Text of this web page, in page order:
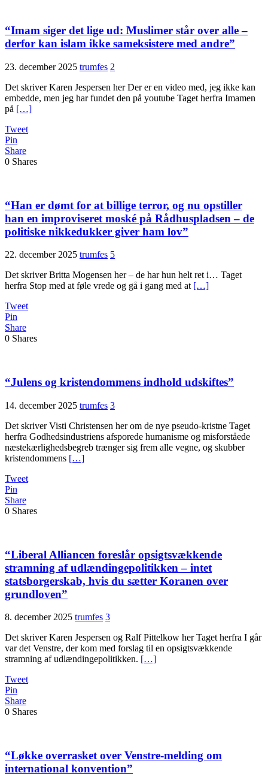
“Imam siger det lige ud: Muslimer står over alle –
derfor kan islam ikke sameksistere med andre”
23. december 2025 trumfes 2
Det skriver Karen Jespersen her Der er en video med, jeg ikke kan
embedde, men jeg har fundet den på youtube Taget herfra Imamen
på […]
Tweet
Pin
Share
0 Shares
“Han er dømt for at billige terror, og nu opstiller
han en improviseret moské på Rådhuspladsen – de
politiske nikkedukker giver ham lov”
22. december 2025 trumfes 5
Det skriver Britta Mogensen her – de har hun helt ret i… Taget
herfra Stop med at føle vrede og gå i gang med at […]
Tweet
Pin
Share
0 Shares
“Julens og kristendommens indhold udskiftes”
14. december 2025 trumfes 3
Det skriver Visti Christensen her om de nye pseudo-kristne Taget
herfra Godhedsindustriens afsporede humanisme og misforståede
næstekærlighedsbegreb trænger sig frem alle vegne, og skubber
kristendommens […]
Tweet
Pin
Share
0 Shares
“Liberal Alliancen foreslår opsigtsvækkende
stramning af udlændingepolitikken – intet
statsborgerskab, hvis du sætter Koranen over
grundloven”
8. december 2025 trumfes 3
Det skriver Karen Jespersen og Ralf Pittelkow her Taget herfra I går
var det Venstre, der kom med forslag til en opsigtsvækkende
stramning af udlændingepolitikken. […]
Tweet
Pin
Share
0 Shares
“Løkke overrasket over Venstre-melding om
international konvention”